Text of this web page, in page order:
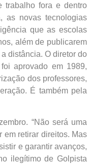
trabalho fora e dentro
as novas tecnologias
que as escolas
além de publicarem
distância. O diretor do
aprovado em 1989,
dos professores,
É também pela
“Não será uma
em retirar direitos. Mas
e garantir avanços,
ilegítimo de Golpista